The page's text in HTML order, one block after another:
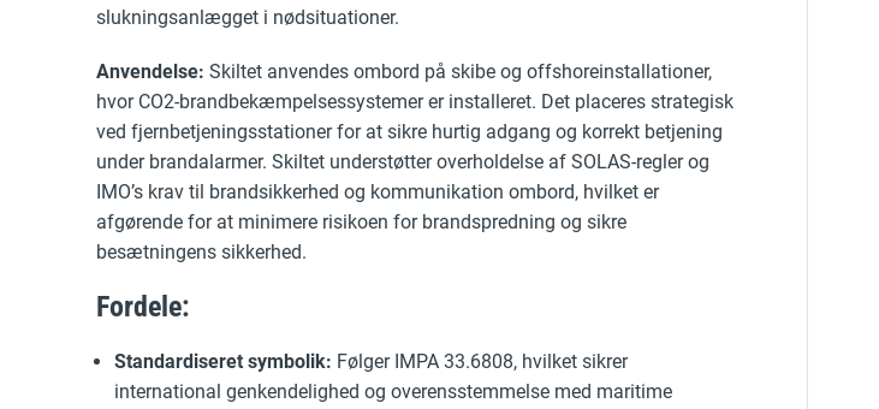
slukningsanlægget i nødsituationer.
Anvendelse: Skiltet anvendes ombord på skibe og offshoreinstallationer,
hvor CO2-brandbekæmpelsessystemer er installeret. Det placeres strategisk
ved fjernbetjeningsstationer for at sikre hurtig adgang og korrekt betjening
under brandalarmer. Skiltet understøtter overholdelse af SOLAS-regler og
IMO’s krav til brandsikkerhed og kommunikation ombord, hvilket er
afgørende for at minimere risikoen for brandspredning og sikre
besætningens sikkerhed.
Fordele:
Standardiseret symbolik: Følger IMPA 33.6808, hvilket sikrer
international genkendelighed og overensstemmelse med maritime